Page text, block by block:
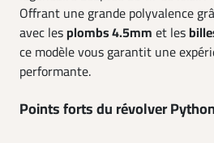
Offrant une grande polyvalence
avec lesplombs 4.5mm et les
ce modèle vous garantit une
performante.
Points forts du révolver Python